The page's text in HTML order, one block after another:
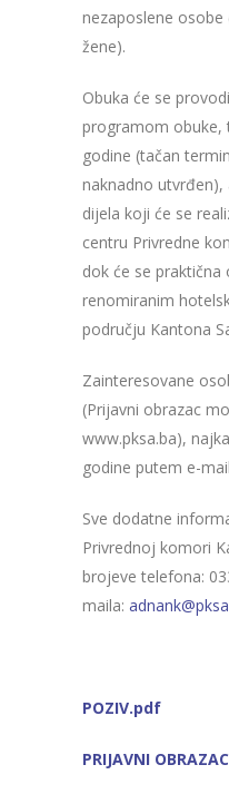
nezaposlene
žene).
Obuka će se
programom obuke,
godine (tačan
naknadno
dijela koji će se
centru Privredne
dok će se praktična
renomiranim
području Kantona
Zainteresovane
(Prijavni obrazac
www.pksa.ba),
godine putem e-
Sve dodatne
Privrednoj komori
brojeve telefona:
maila:
POZIV.pdf
PRIJAVNI